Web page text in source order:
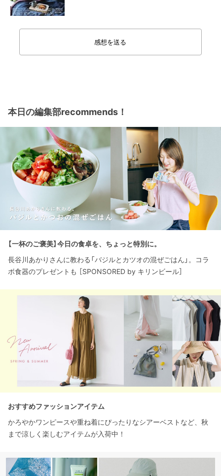
感想を送る
本日の編集部recommends！
【一杯のご褒美】今日の食卓を、ちょっと特別に。
長谷川あかりさんに教わる「バジルとカツオの混ぜごはん」。コラ
ボ食器のプレゼントも ［SPONSORED by キリンビール］
おすすめファッションアイテム
かろやかワンピースや重ね着にぴったりなシアーベストなど、秋
まで涼しく楽しむアイテムが入荷中！